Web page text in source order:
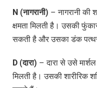
N (नागरानी) – नागरानी की
क्षमता मिलती है। उसकी
सकती है और उसका डंक
D (दारा) – दारा से उसे
मिलती है। उसकी शारीरिक